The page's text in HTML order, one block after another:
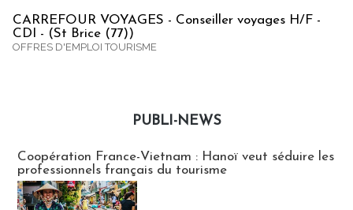
CARREFOUR VOYAGES - Conseiller voyages H/F -
CDI - (St Brice (77))
OFFRES D'EMPLOI TOURISME
PUBLI-NEWS
Coopération France-Vietnam : Hanoï veut séduire les
professionnels français du tourisme